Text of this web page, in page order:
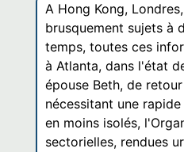
A Hong Kong,
brusquement sujets à
temps, toutes ces
à Atlanta, dans l'état
épouse Beth, de
nécessitant une
en moins isolés,
sectorielles, rendues